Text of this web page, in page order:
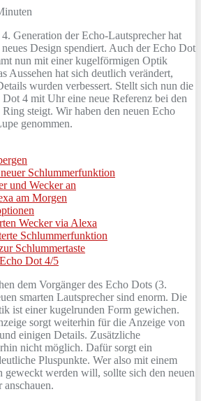
Generation der Echo-Lautsprecher hat
Design spendiert. Auch der Echo Dot
nun mit einer kugelförmigen Optik
Aussehen hat sich deutlich verändert,
wurden verbessert. Stellt sich nun die
4 mit Uhr eine neue Referenz bei den
steigt. Wir haben den neuen Echo
genommen.
Schlummerfunktion
und Wecker an
am Morgen
Wecker via Alexa
Schlummerfunktion
Schlummertaste
Dot 4/5
dem Vorgänger des Echo Dots (3.
smarten Lautsprecher sind enorm. Die
ist einer kugelrunden Form gewichen.
sorgt weiterhin für die Anzeige von
einigen Details. Zusätzliche
nicht möglich. Dafür sorgt ein
Pluspunkte. Wer also mit einem
geweckt werden will, sollte sich den neuen